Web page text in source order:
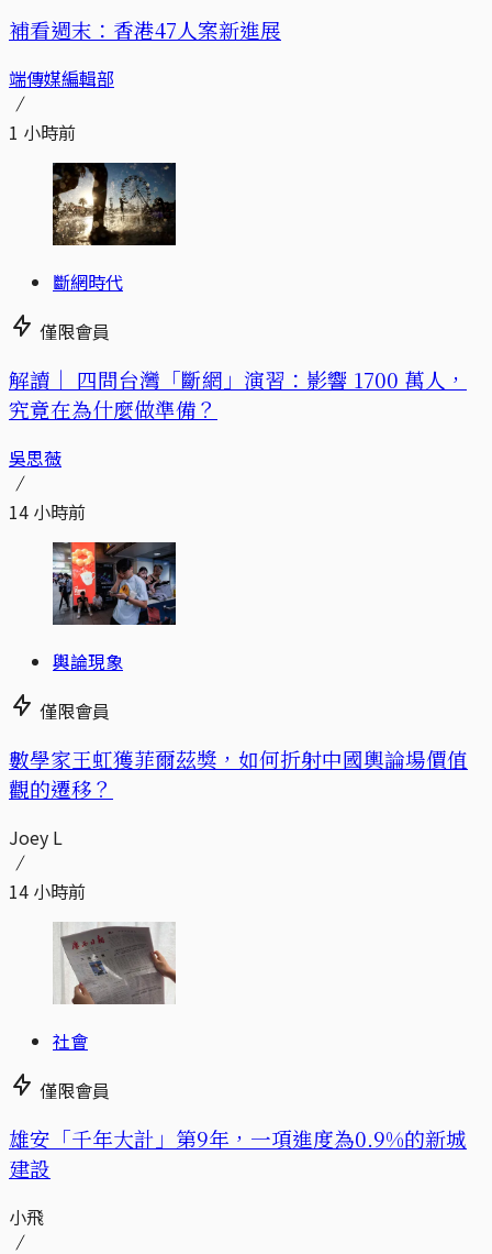
補看週末：香港47人案新進展
端傳媒編輯部
1 小時前
斷網時代
僅限會員
解讀｜ 四問台灣「斷網」演習：影響 1700 萬人，
究竟在為什麼做準備？
吳思薇
14 小時前
輿論現象
僅限會員
數學家王虹獲菲爾茲獎，如何折射中國輿論場價值
觀的遷移？
Joey L
14 小時前
社會
僅限會員
​​雄安「千年大計」第9年，一項進度為0.9%的新城
建設
小飛